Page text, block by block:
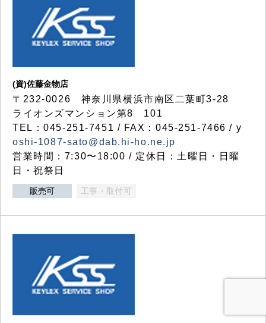
(資)佐藤金物店
〒232-0026 神奈川県横浜市南区二葉町3-28
ライオンズマンション第8 101
TEL：045-251-7451 / FAX：045-251-7466 / y
oshi-1087-sato@dab.hi-ho.ne.jp
営業時間：7:30〜18:00 / 定休日：土曜日・日曜
日・祝祭日
販売可 工事・取付可